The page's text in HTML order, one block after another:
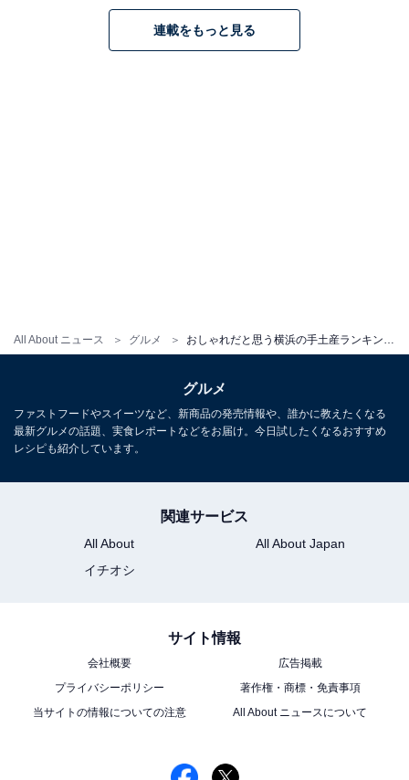
All About ニュース グルメ
第1位に輝いたのは、フランセ「横濱ミルフィユ」でし
連載をもっと見る
グルメ
ファストフードやスイーツなど、新商品の発売情報や、誰かに教えたくなる
最新グルメの話題、実食レポートなどをお届け。今日試したくなるおすすめ
レシピも紹介しています。
関連サービス
All About
All About Japan
イチオシ
サイト情報
会社概要
広告掲載
プライバシーポリシー
著作権・商標・免責事項
当サイトの情報についての注意
All About ニュースについて